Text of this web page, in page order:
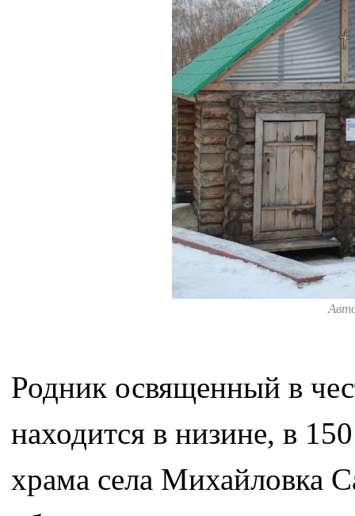
Родник освященный в
находится в низине, в
храма села Михайловка